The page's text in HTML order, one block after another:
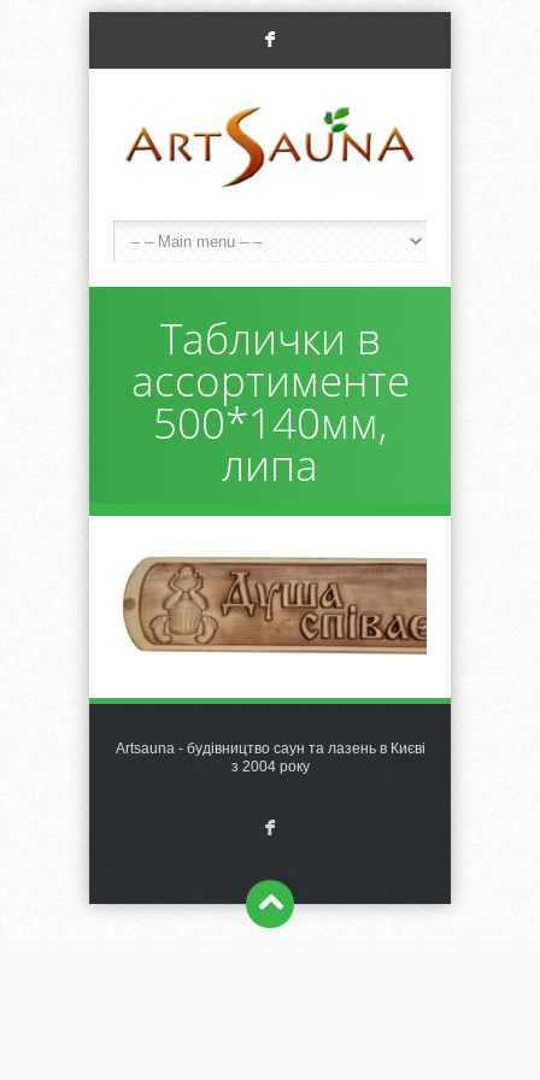
F
Таблички в
ассортименте
500*140мм,
липа
Artsauna - будівництво саун та лазень в Києві
з 2004 року
F